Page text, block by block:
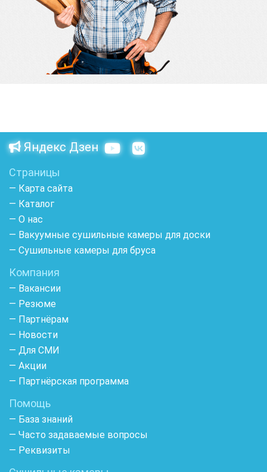
Яндекс Дзен
Страницы
— Карта сайта
— Каталог
— О нас
— Вакуумные сушильные камеры для доски
— Сушильные камеры для бруса
Компания
— Вакансии
— Резюме
— Партнёрам
— Новости
— Для СМИ
— Акции
— Партнёрская программа
Помощь
— База знаний
— Часто задаваемые вопросы
— Реквизиты